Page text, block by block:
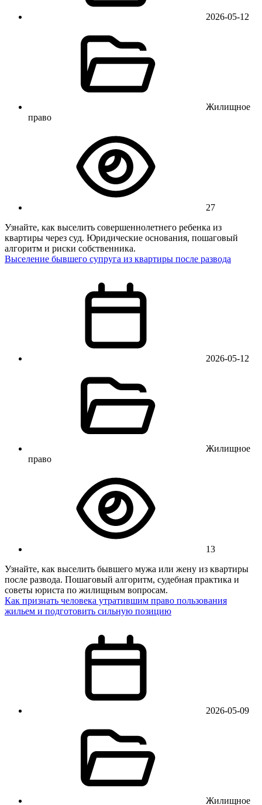
2026-05-12
Жилищное
право
27
Узнайте, как выселить совершеннолетнего ребенка из
квартиры через суд. Юридические основания, пошаговый
алгоритм и риски собственника.
Выселение бывшего супруга из квартиры после развода
2026-05-12
Жилищное
право
13
Узнайте, как выселить бывшего мужа или жену из квартиры
после развода. Пошаговый алгоритм, судебная практика и
советы юриста по жилищным вопросам.
Как признать человека утратившим право пользования
жильем и подготовить сильную позицию
2026-05-09
Жилищное